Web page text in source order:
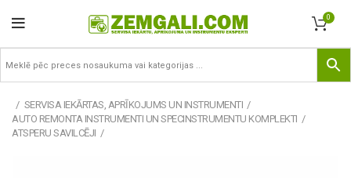
0
SERVISA IEKĀRTAS, APRĪKOJUMS UN INSTRUMENTI
AUTO REMONTA INSTRUMENTI UN SPECINSTRUMENTU KOMPLEKTI
ATSPERU SAVILCĒJI